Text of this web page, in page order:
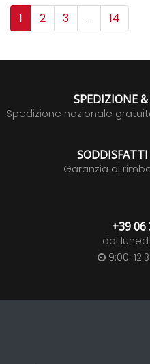
1 2 3 ... 14
SPEDIZIONE
Spedizione nazionale
Garanzia di
+39 06
dal
9:00-